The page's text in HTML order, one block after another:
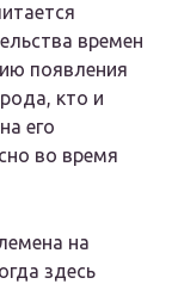
времен
появления
кто и
его
во время
на
здесь